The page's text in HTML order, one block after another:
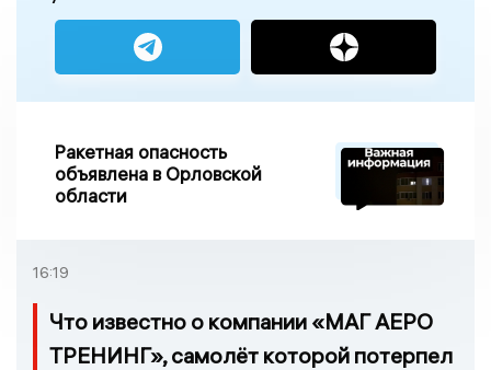
Ракетная опасность
объявлена в Орловской
области
16:19
Что известно о компании «МАГ АЕРО
ТРЕНИНГ», самолёт которой потерпел